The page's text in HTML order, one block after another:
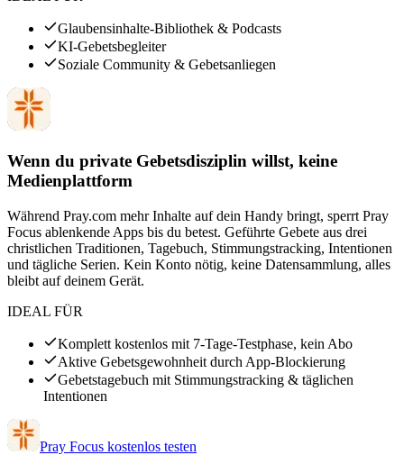
Glaubensinhalte-Bibliothek & Podcasts
KI-Gebetsbegleiter
Soziale Community & Gebetsanliegen
Wenn du private Gebetsdisziplin willst, keine
Medienplattform
Während Pray.com mehr Inhalte auf dein Handy bringt, sperrt Pray
Focus ablenkende Apps bis du betest. Geführte Gebete aus drei
christlichen Traditionen, Tagebuch, Stimmungstracking, Intentionen
und tägliche Serien. Kein Konto nötig, keine Datensammlung, alles
bleibt auf deinem Gerät.
IDEAL FÜR
Komplett kostenlos mit 7-Tage-Testphase, kein Abo
Aktive Gebetsgewohnheit durch App-Blockierung
Gebetstagebuch mit Stimmungstracking & täglichen
Intentionen
Pray Focus kostenlos testen